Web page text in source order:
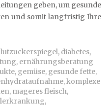
geben, um gesunde
und somit langfristig Ihre
, diabetes,
, ernährungsberatung
, gemüse, gesunde fette,
,komplexe
, mageres fleisch,
,